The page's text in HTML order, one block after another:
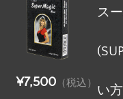
ス
い
¥7,500 （税込）